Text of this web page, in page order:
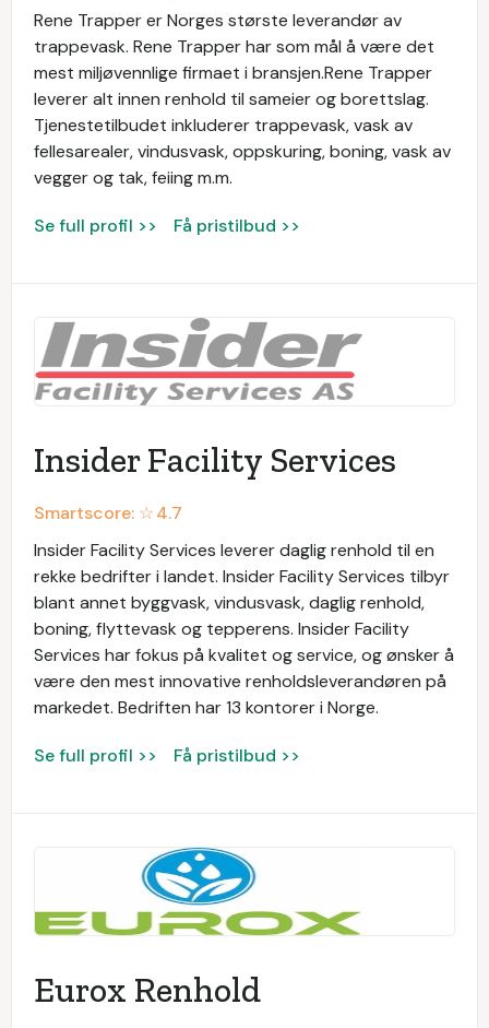
Rene Trapper er Norges største leverandør av
trappevask. Rene Trapper har som mål å være det
mest miljøvennlige firmaet i bransjen.Rene Trapper
leverer alt innen renhold til sameier og borettslag.
Tjenestetilbudet inkluderer trappevask, vask av
fellesarealer, vindusvask, oppskuring, boning, vask av
vegger og tak, feiing m.m.
Se full profil >> Få pristilbud >>
Insider Facility Services
Smartscore: ☆4.7
Insider Facility Services leverer daglig renhold til en
rekke bedrifter i landet. Insider Facility Services tilbyr
blant annet byggvask, vindusvask, daglig renhold,
boning, flyttevask og tepperens. Insider Facility
Services har fokus på kvalitet og service, og ønsker å
være den mest innovative renholdsleverandøren på
markedet. Bedriften har 13 kontorer i Norge.
Se full profil >> Få pristilbud >>
Eurox Renhold